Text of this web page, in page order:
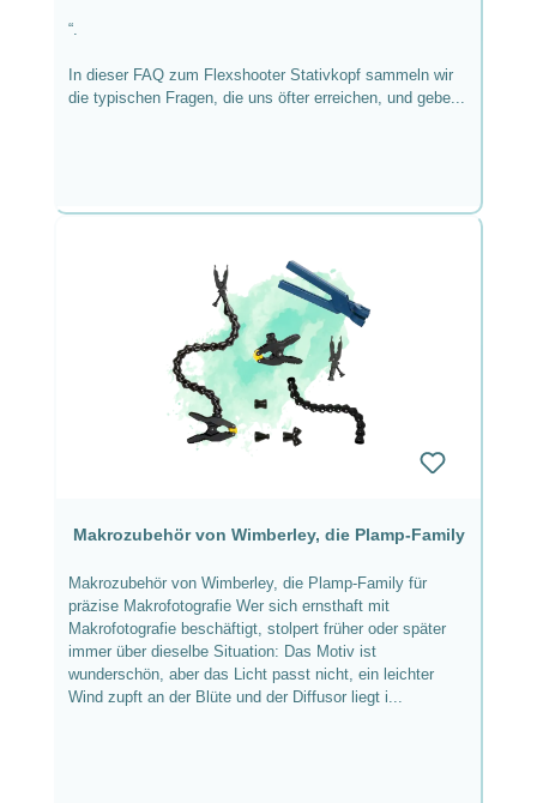
“.
In dieser FAQ zum Flexshooter Stativkopf sammeln wir
die typischen Fragen, die uns öfter erreichen, und gebe...
Makrozubehör von Wimberley, die Plamp-Family
Makrozubehör von Wimberley, die Plamp-Family für
präzise Makrofotografie Wer sich ernsthaft mit
Makrofotografie beschäftigt, stolpert früher oder später
immer über dieselbe Situation: Das Motiv ist
wunderschön, aber das Licht passt nicht, ein leichter
Wind zupft an der Blüte und der Diffusor liegt i...